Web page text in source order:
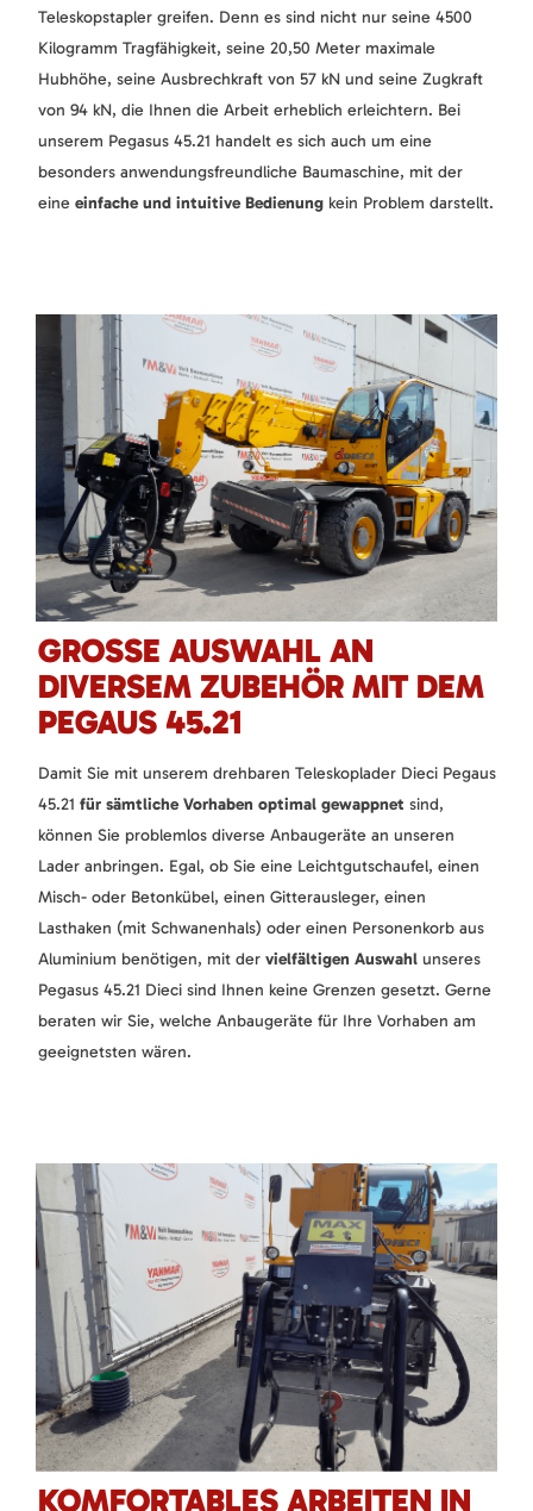
Teleskopstapler greifen. Denn es sind nicht nur seine 4500
Kilogramm Tragfähigkeit, seine 20,50 Meter maximale
Hubhöhe, seine Ausbrechkraft von 57 kN und seine Zugkraft
von 94 kN, die Ihnen die Arbeit erheblich erleichtern. Bei
unserem Pegasus 45.21 handelt es sich auch um eine
besonders anwendungsfreundliche Baumaschine, mit der
eine einfache und intuitive Bedienung kein Problem darstellt.
GROSSE AUSWAHL AN D
IVERSEM ZUBEHÖR MIT DEM P
EGAUS 45.21
Damit Sie mit unserem drehbaren Teleskoplader Dieci Pegaus
45.21 für sämtliche Vorhaben optimal gewappnet sind,
können Sie problemlos diverse Anbaugeräte an unseren
Lader anbringen. Egal, ob Sie eine Leichtgutschaufel, einen
Misch- oder Betonkübel, einen Gitterausleger, einen
Lasthaken (mit Schwanenhals) oder einen Personenkorb aus
Aluminium benötigen, mit der vielfältigen Auswahl unseres
Pegasus 45.21 Dieci sind Ihnen keine Grenzen gesetzt. Gerne
beraten wir Sie, welche Anbaugeräte für Ihre Vorhaben am
geeignetsten wären.
KOMFORTABLES ARBEITEN IN